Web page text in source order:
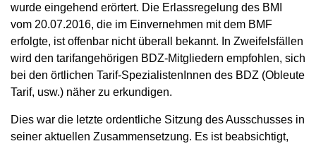
wurde eingehend erörtert. Die Erlassregelung des BMI
vom 20.07.2016, die im Einvernehmen mit dem BMF
erfolgte, ist offenbar nicht überall bekannt. In Zweifelsfällen
wird den tarifangehörigen BDZ-Mitgliedern empfohlen, sich
bei den örtlichen Tarif-SpezialistenInnen des BDZ (Obleute
Tarif, usw.) näher zu erkundigen.
Dies war die letzte ordentliche Sitzung des Ausschusses in
seiner aktuellen Zusammensetzung. Es ist beabsichtigt,